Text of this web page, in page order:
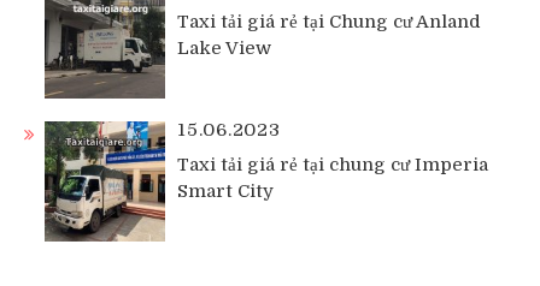
Taxi tải giá rẻ tại Chung cư Anland
Lake View
15.06.2023
Taxi tải giá rẻ tại chung cư Imperia
Smart City